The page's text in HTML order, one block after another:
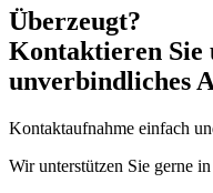
Überzeugt?
Kontaktieren Sie
unverbindliches
Kontaktaufnahme einfach
Wir unterstützen Sie gerne